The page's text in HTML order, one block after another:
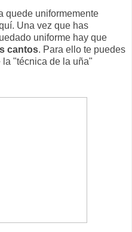
quede uniformemente
Una vez que has
uniforme hay que
cantos. Para ello te puedes
la "técnica de la uña"